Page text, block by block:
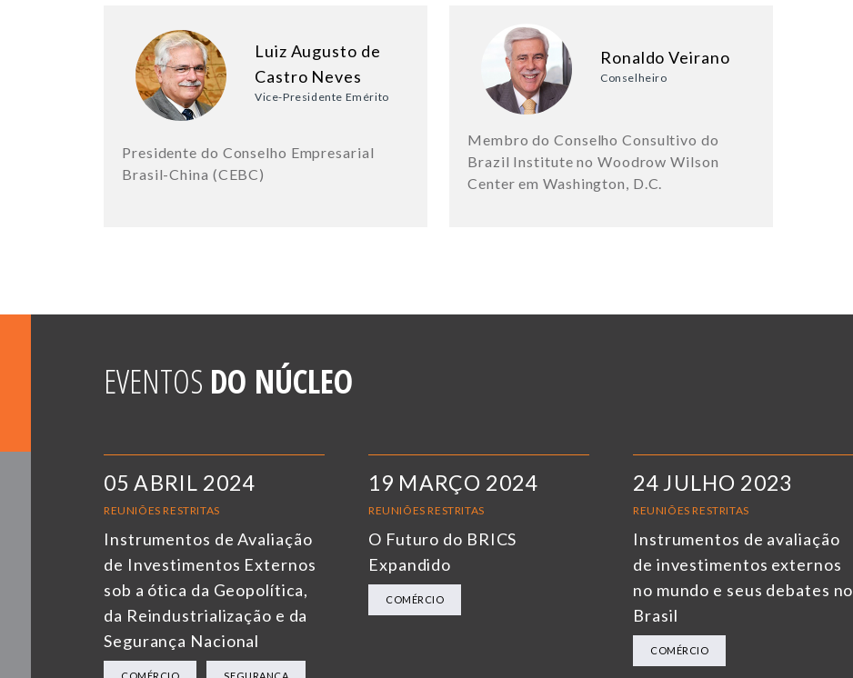
Luiz Augusto de
Castro Neves
Vice-Presidente Emérito
Presidente do Conselho Empresarial
Brasil-China (CEBC)
Ronaldo Veirano
Conselheiro
Membro do Conselho Consultivo do
Brazil Institute no Woodrow Wilson
Center em Washington, D.C.
EVENTOS DO NÚCLEO
05 ABRIL 2024
REUNIÕES RESTRITAS
Instrumentos de Avaliação
de Investimentos Externos
sob a ótica da Geopolítica,
da Reindustrialização e da
Segurança Nacional
19 MARÇO 2024
REUNIÕES RESTRITAS
O Futuro do BRICS
Expandido
COMÉRCIO
24 JULHO 2023
REUNIÕES RESTRITAS
Instrumentos de avaliação
de investimentos externos
no mundo e seus debates no
Brasil
COMÉRCIO